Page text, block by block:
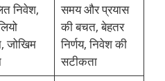
निवेश,
जोखिम
समय और प्रयास
की बचत, बेहतर
निर्णय, निवेश की
सटीकता